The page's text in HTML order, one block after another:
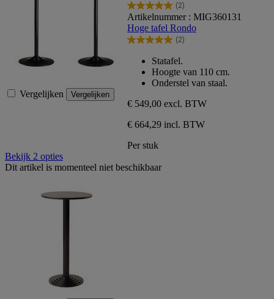
Vergelijken Vergelijken
(2)
5.0
van
de
5
beoordelingen
Artikelnummer : MIG360131
Hoge tafel Rondo
(2)
5.0
sterren.
2
beoordelingen
Statafel.
Hoogte van 110 cm.
Onderstel van staal.
€ 549,00 excl. BTW
€ 664,29 incl. BTW
Per stuk
Bekijk 2 opties
Dit artikel is momenteel niet beschikbaar